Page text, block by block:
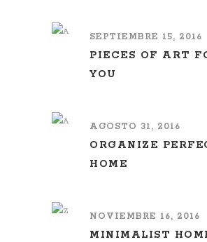
SEPTIEMBRE 15, 2016
PIECES OF ART
YOU
AGOSTO 31, 2016
ORGANIZE
HOME
NOVIEMBRE 16, 2016
MINIMALIST